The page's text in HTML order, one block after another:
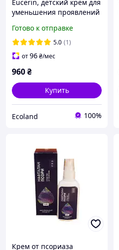
Eucerin, детский крем для
уменьшения проявлений
гГотово к отправке
5.0 (1)
от96₴/мес
960₴
Купить
Ecoland 100%
Крем от псориаза